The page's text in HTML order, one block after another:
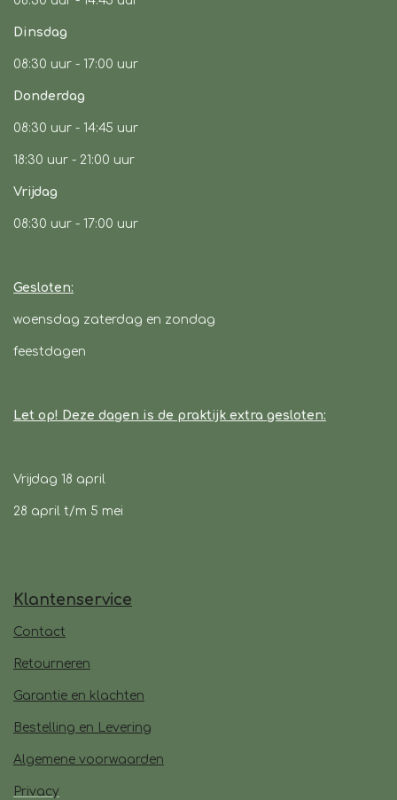
Dinsdag
08:30 uur - 17:00 uur
Donderdag
08:30 uur - 14:45 uur
18:30 uur - 21:00 uur
Vrijdag
08:30 uur - 17:00 uur
Gesloten:
woensdag zaterdag en zondag
feestdagen
Let op! Deze dagen is de praktijk extra gesloten:
Vrijdag 18 april
28 april t/m 5 mei
Klantenservice
Contact
Retourneren
Garantie en klachten
Bestelling en Levering
Algemene voorwaarden
Privacy